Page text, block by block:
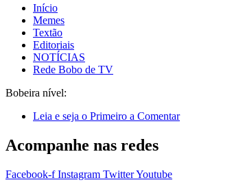
Início
Memes
Textão
Editoriais
NOTÍCIAS
Rede Bobo de TV
Bobeira nível:
Leia e seja o Primeiro a Comentar
Acompanhe nas redes
Facebook-f Instagram TwitterYoutube